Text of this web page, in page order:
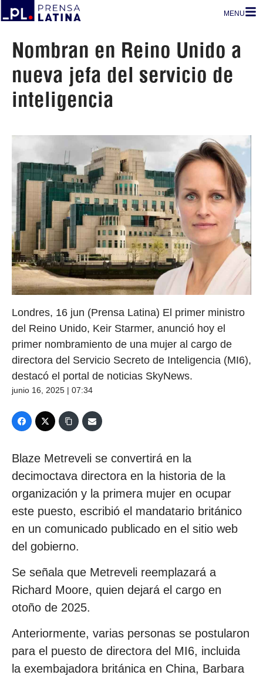
MENU
Nombran en Reino Unido a
nueva jefa del servicio de
inteligencia
Londres, 16 jun (Prensa Latina) El primer ministro
del Reino Unido, Keir Starmer, anunció hoy el
primer nombramiento de una mujer al cargo de
directora del Servicio Secreto de Inteligencia (MI6),
destacó el portal de noticias SkyNews.
junio 16, 2025 | 07:34
Blaze Metreveli se convertirá en la
decimoctava directora en la historia de la
organización y la primera mujer en ocupar
este puesto, escribió el mandatario británico
en un comunicado publicado en el sitio web
del gobierno.
Se señala que Metreveli reemplazará a
Richard Moore, quien dejará el cargo en
otoño de 2025.
Anteriormente, varias personas se postularon
para el puesto de directora del MI6, incluida
la exembajadora británica en China, Barbara